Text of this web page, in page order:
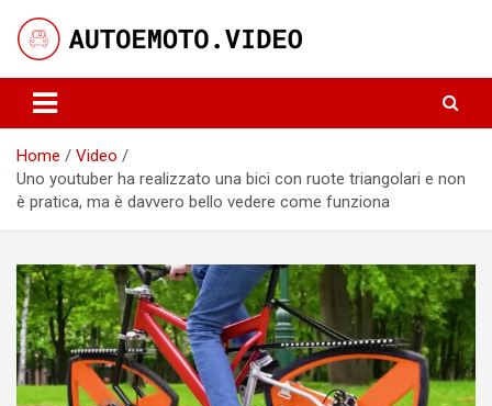
content
AutoeMoto.Video
Home
Video
Uno youtuber ha realizzato una bici con ruote triangolari e non
è pratica, ma è davvero bello vedere come funziona